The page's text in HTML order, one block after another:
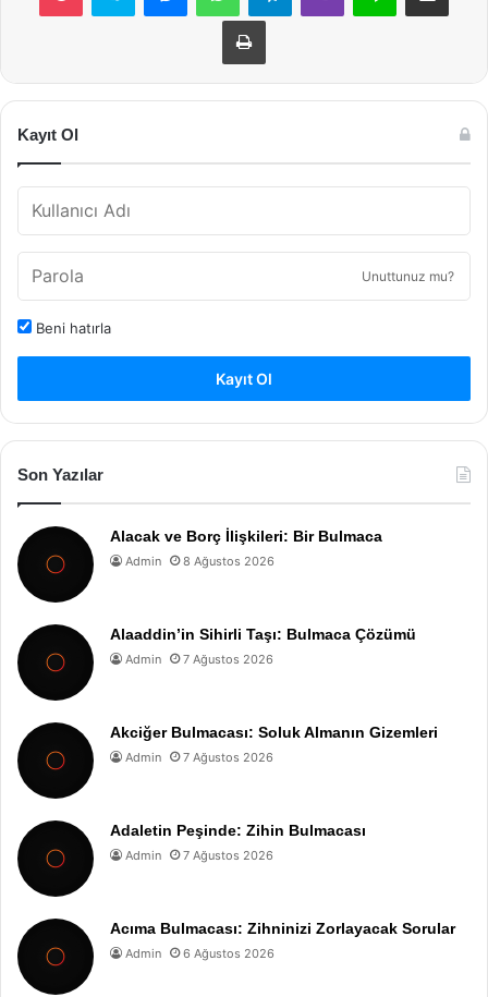
Yazdır
Kayıt Ol
Unuttunuz mu?
Beni hatırla
Kayıt Ol
Son Yazılar
Alacak ve Borç İlişkileri: Bir Bulmaca
Admin 8 Ağustos 2026
Alaaddin’in Sihirli Taşı: Bulmaca Çözümü
Admin 7 Ağustos 2026
Akciğer Bulmacası: Soluk Almanın Gizemleri
Admin 7 Ağustos 2026
Adaletin Peşinde: Zihin Bulmacası
Admin 7 Ağustos 2026
Acıma Bulmacası: Zihninizi Zorlayacak Sorular
Admin 6 Ağustos 2026